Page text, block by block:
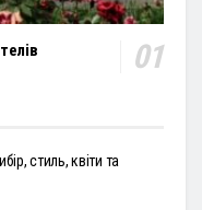
стиль, квіти та